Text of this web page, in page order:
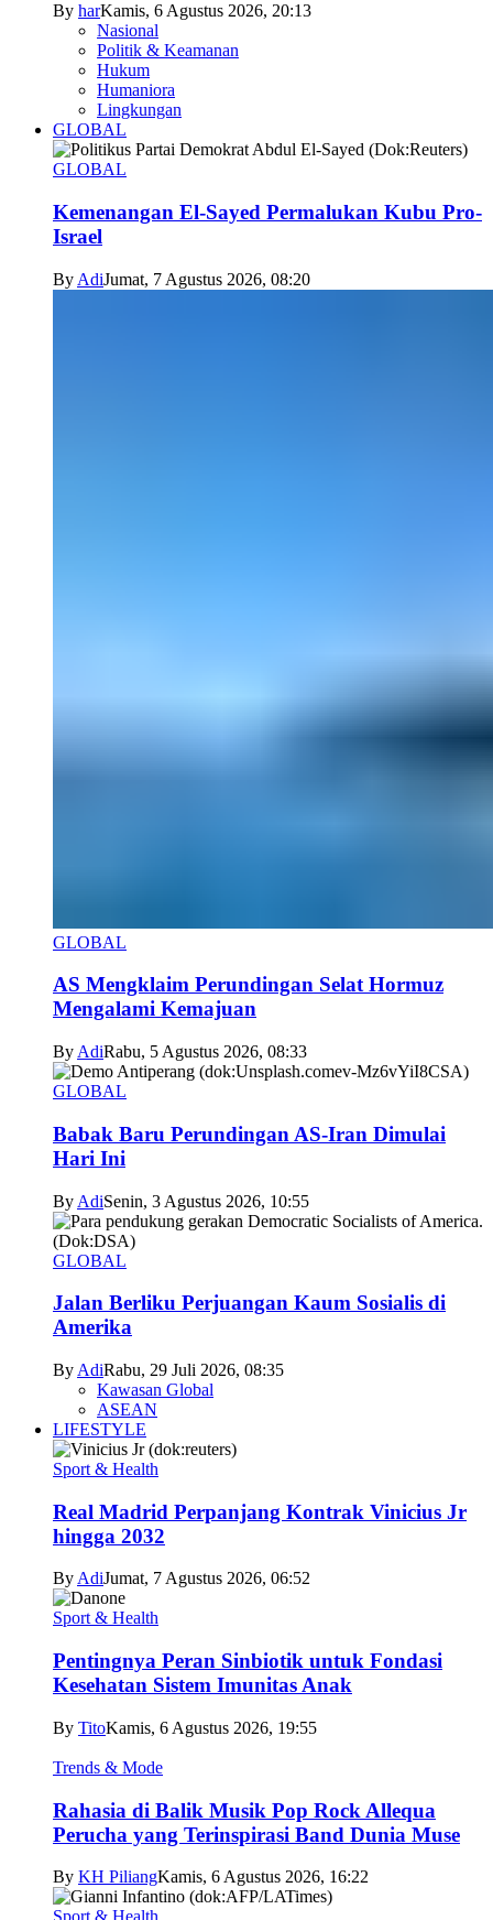
By harKamis, 6 Agustus 2026, 20:13
Nasional
Politik & Keamanan
Hukum
Humaniora
Lingkungan
GLOBAL
GLOBAL
Kemenangan El-Sayed Permalukan Kubu Pro-
Israel
By AdiJumat, 7 Agustus 2026, 08:20
GLOBAL
AS Mengklaim Perundingan Selat Hormuz
Mengalami Kemajuan
By AdiRabu, 5 Agustus 2026, 08:33
GLOBAL
Babak Baru Perundingan AS-Iran Dimulai
Hari Ini
By AdiSenin, 3 Agustus 2026, 10:55
GLOBAL
Jalan Berliku Perjuangan Kaum Sosialis di
Amerika
By AdiRabu, 29 Juli 2026, 08:35
Kawasan Global
ASEAN
LIFESTYLE
Sport & Health
Real Madrid Perpanjang Kontrak Vinicius Jr
hingga 2032
ByAdiJumat, 7 Agustus 2026, 06:52
Sport & Health
Pentingnya Peran Sinbiotik untuk Fondasi
Kesehatan Sistem Imunitas Anak
By TitoKamis, 6 Agustus 2026, 19:55
Trends & Mode
Rahasia di Balik Musik Pop Rock Allequa
Perucha yang Terinspirasi Band Dunia Muse
By KH PiliangKamis, 6 Agustus 2026, 16:22